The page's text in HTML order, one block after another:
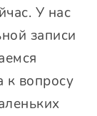
У нас
записи
к вопросу